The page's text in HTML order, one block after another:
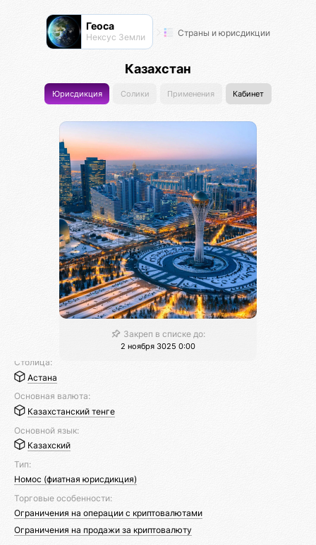
Геоса
Нексус Земли Страны и юрисдикции
Казахстан
Юрисдикция Солики Применения Кабинет
Закреп в списке до:
2 ноября 3025 0:00
Столица:
Астана
Основная валюта:
Казахстанский тенге
Основной язык:
Казахский
Тип:
Номос (фиатная юрисдикция)
Торговые особенности:
Ограничения на операции с криптовалютами
Ограничения на продажи за криптовалюту